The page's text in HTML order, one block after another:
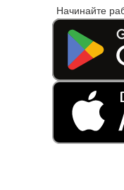
Начинайте